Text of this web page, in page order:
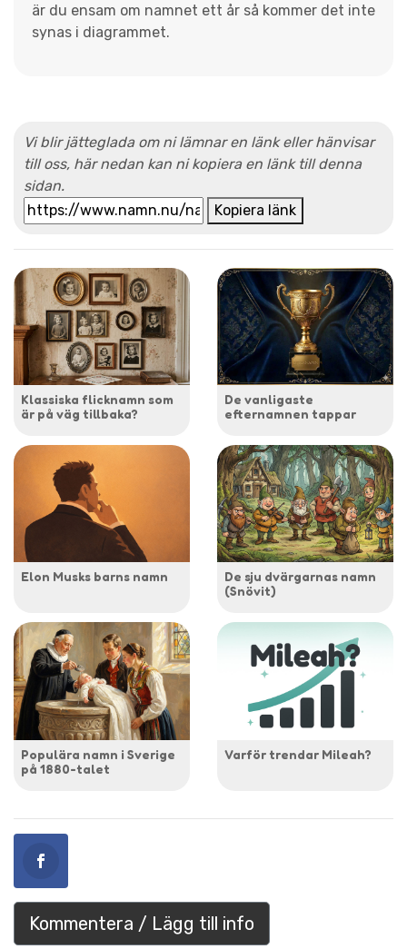
är du ensam om namnet ett år så kommer det inte
synas i diagrammet.
Vi blir jätteglada om ni lämnar en länk eller hänvisar
till oss, här nedan kan ni kopiera en länk till denna
sidan.
Kopiera länk
Klassiska flicknamn som
är på väg tillbaka?
De vanligaste
efternamnen tappar
Elon Musks barns namn
De sju dvärgarnas namn
(Snövit)
Populära namn i Sverige
på 1880-talet
Varför trendar Mileah?
Kommentera / Lägg till info